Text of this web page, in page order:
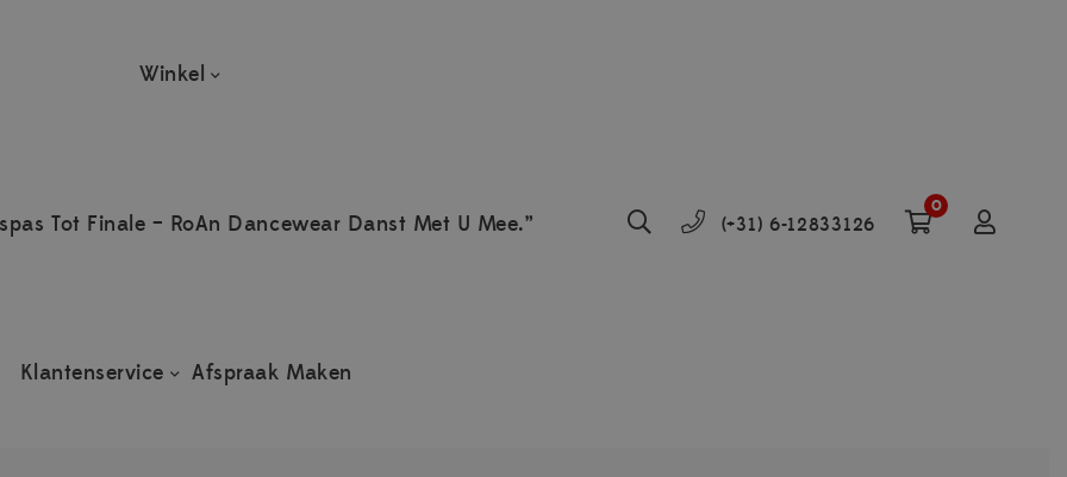
Winkel
Tot Finale – RoAn Dancewear Danst Met U Mee.”
Klantenservice Afspraak Maken
(+31) 6-12833126
0